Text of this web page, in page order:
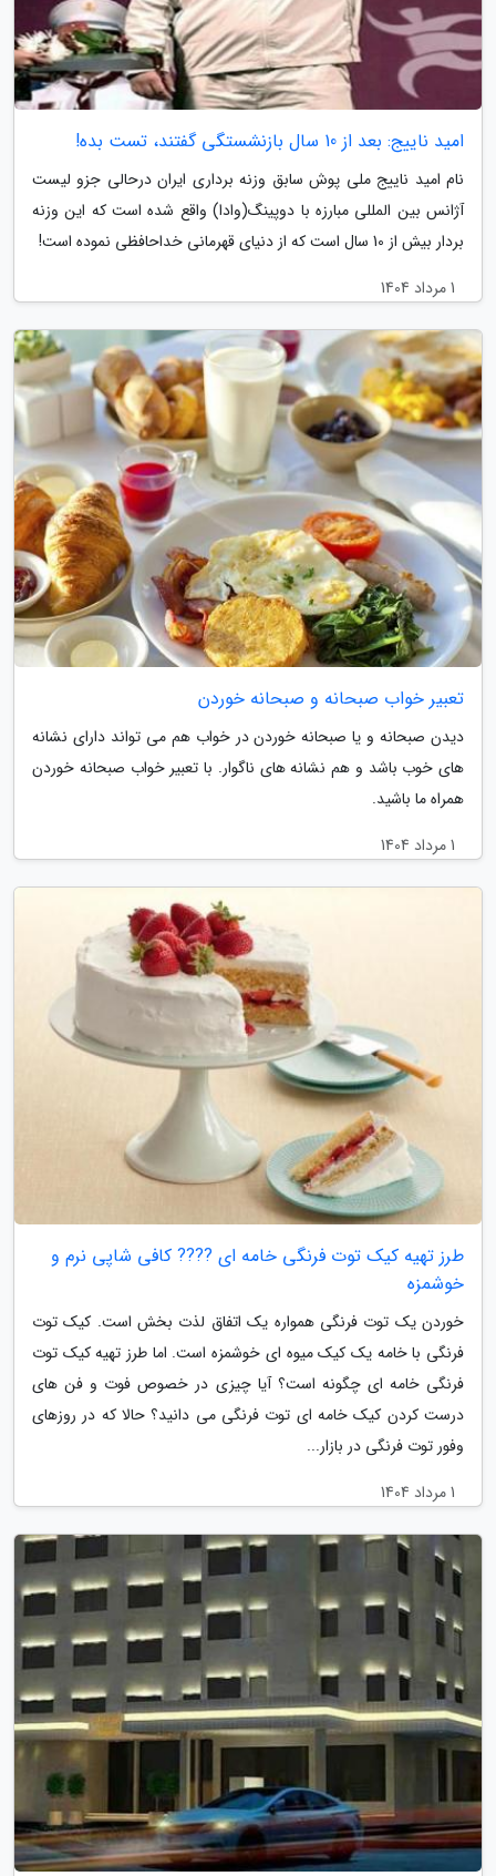
امید ناییج: بعد از 10 سال بازنشستگی گفتند، تست بده!
نام امید ناییج ملی پوش سابق وزنه برداری ایران درحالی جزو لیست
آژانس بین المللی مبارزه با دوپینگ(وادا) واقع شده است که این وزنه
بردار بیش از 10 سال است که از دنیای قهرمانی خداحافظی نموده است!
1 مرداد 1404
تعبیر خواب صبحانه و صبحانه خوردن
دیدن صبحانه و یا صبحانه خوردن در خواب هم می تواند دارای نشانه
های خوب باشد و هم نشانه های ناگوار. با تعبیر خواب صبحانه خوردن
همراه ما باشید.
1 مرداد 1404
طرز تهیه کیک توت فرنگی خامه ای ???? کافی شاپی نرم و
خوشمزه
خوردن یک توت فرنگی همواره یک اتفاق لذت بخش است. کیک توت
فرنگی با خامه یک کیک میوه ای خوشمزه است. اما طرز تهیه کیک توت
فرنگی خامه ای چگونه است؟ آیا چیزی در خصوص فوت و فن های
درست کردن کیک خامه ای توت فرنگی می دانید؟ حالا که در روزهای
وفور توت فرنگی در بازار...
1 مرداد 1404